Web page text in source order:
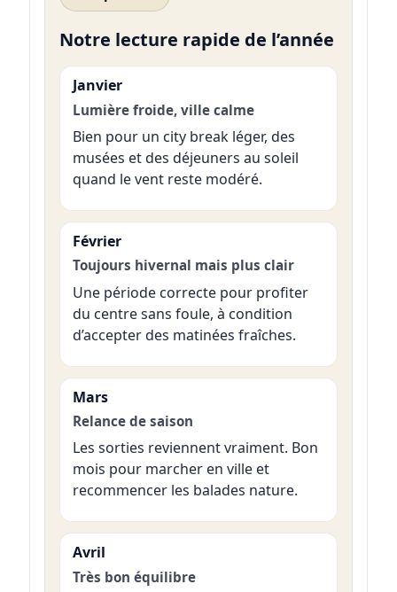
Notre lecture rapide de l’année
Janvier
Lumière froide, ville calme
Bien pour un city break léger, des
musées et des déjeuners au soleil
quand le vent reste modéré.
Février
Toujours hivernal mais plus clair
Une période correcte pour profiter
du centre sans foule, à condition
d’accepter des matinées fraîches.
Mars
Relance de saison
Les sorties reviennent vraiment. Bon
mois pour marcher en ville et
recommencer les balades nature.
Avril
Très bon équilibre